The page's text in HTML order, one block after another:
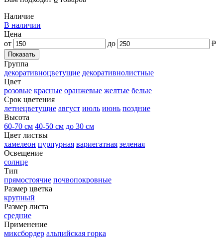
Наличие
В наличии
Цена
от
до Р
Группа
декоративноцветущие декоративнолистные
Цвет
розовые красные оранжевые желтые белые
Срок цветения
летнецветущие август июль июнь поздние
Высота
60-70 см 40-50 см до 30 см
Цвет листвы
хамелеон пурпурная вариегатная зеленая
Освещение
солнце
Тип
прямостоячие почвопокровные
Размер цветка
крупный
Размер листа
средние
Применение
миксбордер альпийская горка